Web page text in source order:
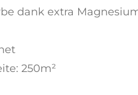
dank extra
250m²